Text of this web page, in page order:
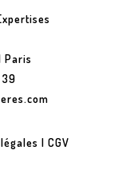
Paris
39
| CGV